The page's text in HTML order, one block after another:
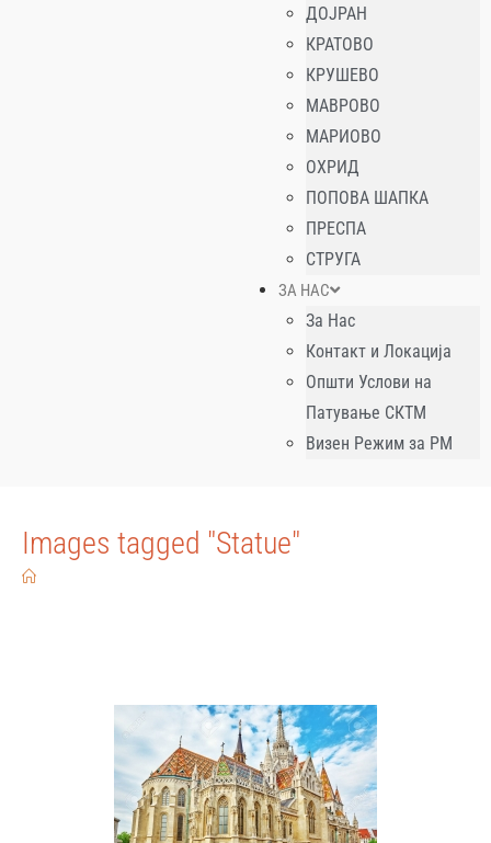
ДОЈРАН
КРАТОВО
КРУШЕВО
МАВРОВО
МАРИОВО
ОХРИД
ПОПОВА ШАПКА
ПРЕСПА
СТРУГА
ЗА НАС
За Нас
Контакт и Локација
Општи Услови на
Патување СКТМ
Визен Режим за РМ
Images tagged "Statue"